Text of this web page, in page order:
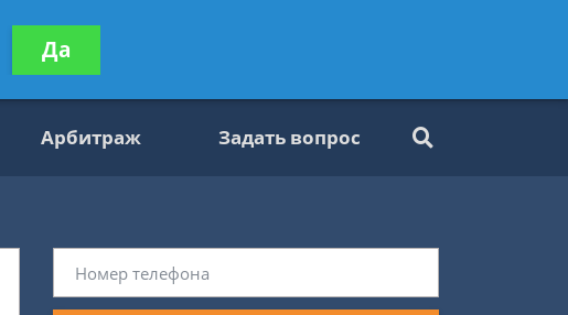
консультацию
бесплатно
Арбитраж Задать вопрос
Да